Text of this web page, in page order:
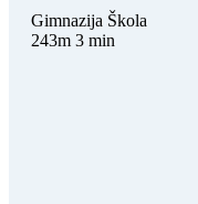
Gimnazija Škola
243m 3 min